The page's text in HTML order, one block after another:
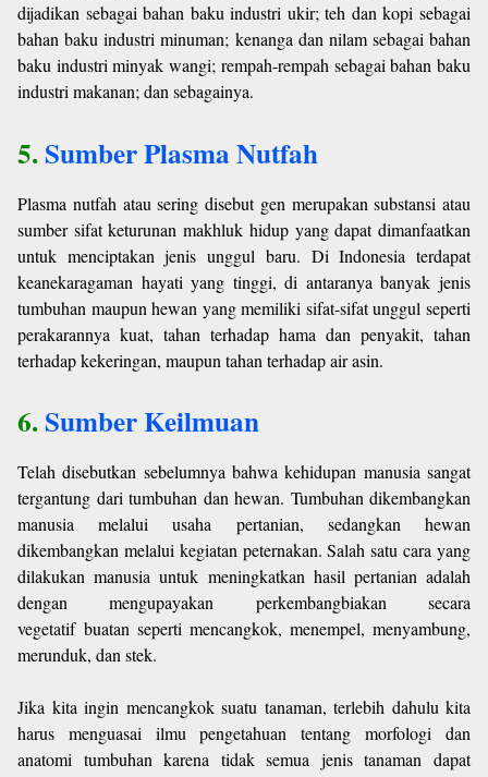
dijadikan sebagai bahan baku industri ukir; teh dan kopi sebagai
bahan baku industri minuman; kenanga dan nilam sebagai bahan
baku industri minyak wangi; rempah-rempah sebagai bahan baku
industri makanan; dan sebagainya.
5.Sumber Plasma Nutfah
Plasma nutfah atau sering disebut gen merupakan substansi atau
sumber sifat keturunan makhluk hidup yang dapat dimanfaatkan
untuk menciptakan jenis unggul baru. Di Indonesia terdapat
keanekaragaman hayati yang tinggi, di antaranya banyak jenis
tumbuhan maupun hewan yang memiliki sifat-sifat unggul seperti
perakarannya kuat, tahan terhadap hama dan penyakit, tahan
terhadap kekeringan, maupun tahan terhadap air asin.
6.Sumber Keilmuan
Telah disebutkan sebelumnya bahwa kehidupan manusia sangat
tergantung dari tumbuhan dan hewan. Tumbuhan dikembangkan
manusia melalui usaha pertanian, sedangkan hewan
dikembangkan melalui kegiatan peternakan. Salah satu cara yang
dilakukan manusia untuk meningkatkan hasil pertanian adalah
dengan mengupayakan perkembangbiakan secara
vegetatif buatan seperti mencangkok, menempel, menyambung,
merunduk, dan stek.
Jika kita ingin mencangkok suatu tanaman, terlebih dahulu kita
harus menguasai ilmu pengetahuan tentang morfologi dan
anatomi tumbuhan karena tidak semua jenis tanaman dapat